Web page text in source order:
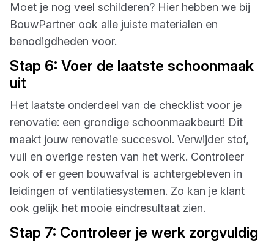
Moet je nog veel schilderen? Hier hebben we bij
BouwPartner ook alle juiste materialen en
benodigdheden voor.
Stap 6: Voer de laatste schoonmaak
uit
Het laatste onderdeel van de checklist voor je
renovatie: een grondige schoonmaakbeurt! Dit
maakt jouw renovatie succesvol. Verwijder stof,
vuil en overige resten van het werk. Controleer
ook of er geen bouwafval is achtergebleven in
leidingen of ventilatiesystemen. Zo kan je klant
ook gelijk het mooie eindresultaat zien.
Stap 7: Controleer je werk zorgvuldig